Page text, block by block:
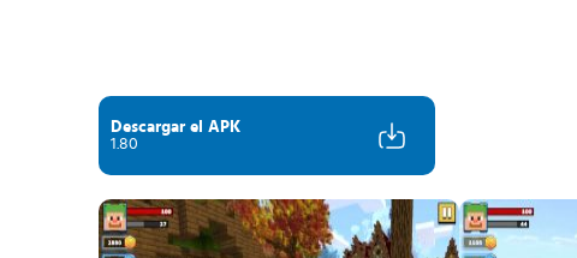
Descargar el APK
1.80